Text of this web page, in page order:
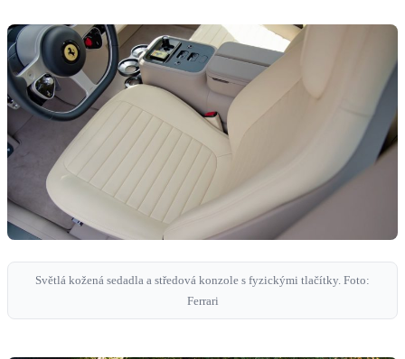
Světlá kožená sedadla a středová konzole s fyzickými tlačítky. Foto:
Ferrari